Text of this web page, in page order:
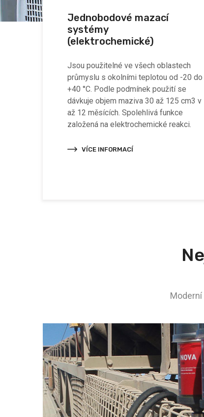
Jednobodové mazací
systémy
(elektrochemické)
Jsou použitelné ve všech oblastech
průmyslu s okolními teplotou od -20 do
+40 °C. Podle podmínek použití se
dávkuje objem maziva 30 až 125 cm3 v
až 12 měsících. Spolehlivá funkce
založená na elektrochemické reakci.
VÍCE INFORMACÍ